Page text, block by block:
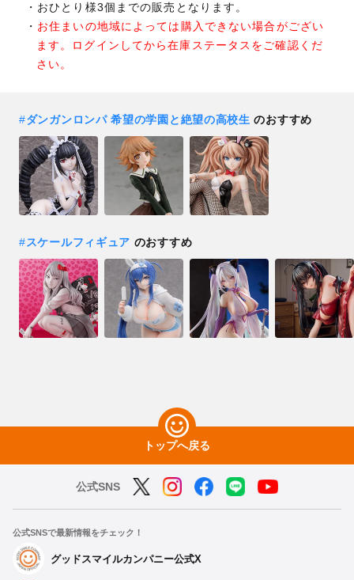
おひとり様3個までの販売となります。
お住まいの地域によっては購入できない場合がござい
ます。ログインしてから在庫ステータスをご確認くだ
さい。
#ダンガンロンパ 希望の学園と絶望の高校生 のおすすめ
#スケールフィギュア のおすすめ
トップへ戻る
公式SNS
公式SNSで最新情報をチェック！
グッドスマイルカンパニー公式X